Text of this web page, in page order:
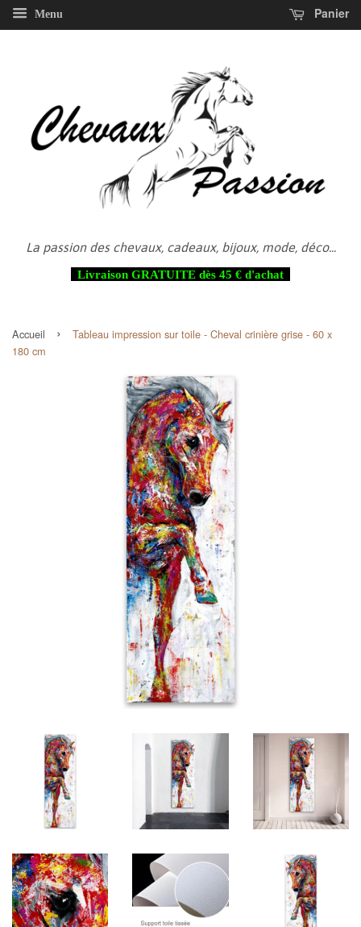
Menu Panier
La passion des chevaux, cadeaux, bijoux, mode, déco...
Livraison GRATUITE dès 45 € d'achat
Accueil ›
Tableau impression sur toile - Cheval crinière grise - 60 x
180 cm